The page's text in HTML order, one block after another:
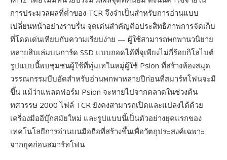
การประมวลผลที่ต่ำของ TCR จึงจำเป็นสำหรับการอ่านแบบ
เปลี่ยนหน้าอย่างราบรื่น จุดเด่นสำคัญคือประสิทธิภาพการจัดเก็บ
ที่โดดเด่นเทียบกับความเรียบง่าย — ผู้ใช้สามารถพกพานวนิยาย
หลายสิบเล่มบนการ์ด SSD แบบถอดได้ที่จุเพียงไม่กี่ร้อยกิโลไบต์
รูปแบบนี้พบชุมชนผู้ใช้ที่ทุ่มเทในหมู่ผู้ใช้ Psion ที่สร้างห้องสมุด
วรรณกรรมบีบอัดสำหรับอ่านพกพาหลายปีก่อนที่สมาร์ทโฟนจะมี
ขึ้น แม้ว่าแพลตฟอร์ม Psion จะหายไปจากตลาดในช่วงต้น
ทศวรรษ 2000 ไฟล์ TCR ยังคงสามารถเปิดและแปลงได้ด้วย
เครื่องมืออีบุ๊กสมัยใหม่ และรูปแบบนี้เป็นตัวอย่างยุคแรกของ
เทคโนโลยีการอ่านบนมือถือที่สร้างขึ้นเพื่อวัตถุประสงค์เฉพาะ
จากยุคก่อนสมาร์ทโฟน